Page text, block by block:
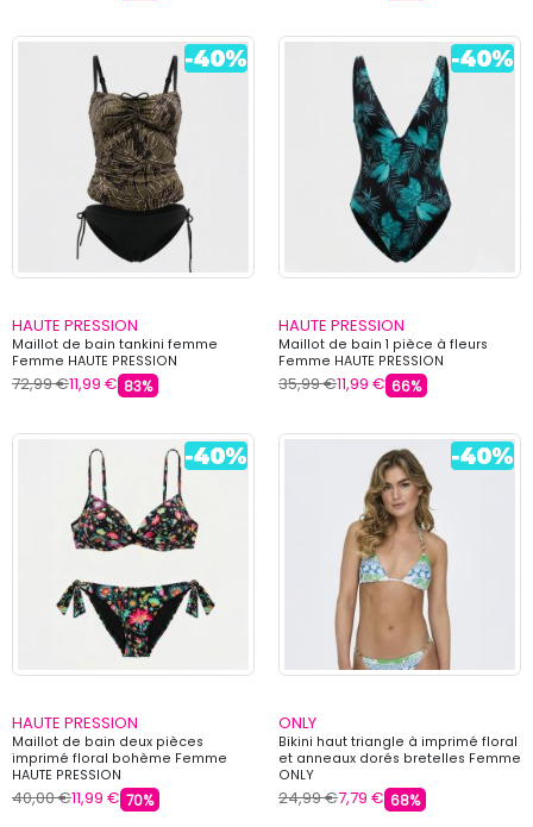
HAUTE PRESSION
Maillot de bain tankini femme
Femme HAUTE PRESSION
72,99 €11,99 € 83%
HAUTE PRESSION
Maillot de bain 1 pièce à fleurs
Femme HAUTE PRESSION
35,99 €11,99 € 66%
HAUTE PRESSION
Maillot de bain deux pièces
imprimé floral bohème Femme
HAUTE PRESSION
40,00 €11,99 € 70%
ONLY
Bikini haut triangle à imprimé floral
et anneaux dorés bretelles Femme
ONLY
24,99 €7,79 € 68%